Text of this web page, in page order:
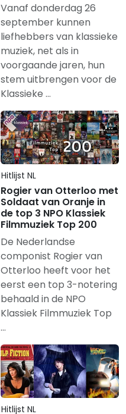
Vanaf donderdag 26
september kunnen
liefhebbers van klassieke
muziek, net als in
voorgaande jaren, hun
stem uitbrengen voor de
Klassieke …
Hitlijst NL
Rogier van Otterloo met
Soldaat van Oranje in
de top 3 NPO Klassiek
Filmmuziek Top 200
De Nederlandse
componist Rogier van
Otterloo heeft voor het
eerst een top 3-notering
behaald in de NPO
Klassiek Filmmuziek Top
…
Hitlijst NL